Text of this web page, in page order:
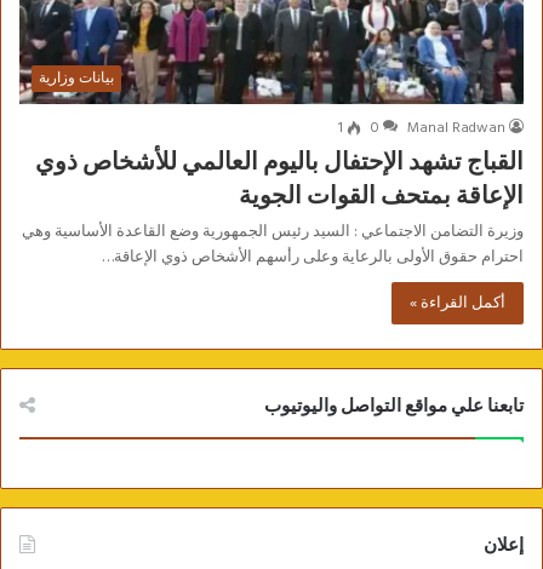
بيانات وزارية
Manal Radwan
0
1
القباج تشهد الإحتفال باليوم العالمي للأشخاص ذوي
الإعاقة بمتحف القوات الجوية
وزيرة التضامن الاجتماعي : السيد رئيس الجمهورية وضع القاعدة الأساسية وهي
احترام حقوق الأولى بالرعاية وعلى رأسهم الأشخاص ذوي الإعاقة…
أكمل القراءة »
تابعنا علي مواقع التواصل واليوتيوب
إعلان